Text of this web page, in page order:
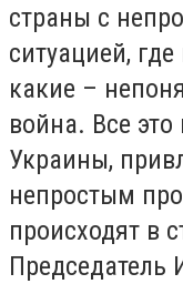
страны с
ситуацией,
какие –
война. Все
Украины,
непростым
происходят в
Председатель